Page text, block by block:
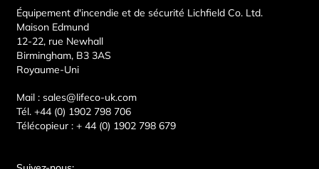
Équipement d'incendie et de sécurité Lichfield Co. Ltd.
Maison Edmund
12-22, rue Newhall
Birmingham, B3 3AS
Royaume-Uni
Mail :sales@lifeco-uk.com
Tél. +44 (0) 1902 798 706
Télécopieur :+ 44 (0) 1902 798 679